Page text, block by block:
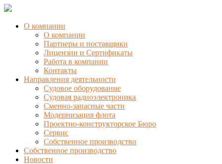
О компании
О компании
Партнеры и поставщики
Лицензии и Сертификаты
Работа в компании
Контакты
Направления деятельности
Судовое оборудование
Судовая радиоэлектроника
Сменно-запасные части
Модернизация флота
Проектно-конструкторское Бюро
Сервис
Собственное производство
Собственное производство
Новости